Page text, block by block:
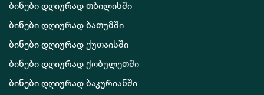
ბინები დღიურად თბილისში
ბინები დღიურად ბათუმში
ბინები დღიურად ქუთაისში
ბინები დღიურად ქობულეთში
ბინები დღიურად ბაკურიანში